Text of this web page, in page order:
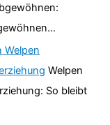
Welpen
Welpen
So bleibt